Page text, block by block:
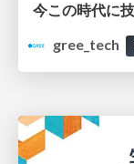
今この時代に
gree_tech